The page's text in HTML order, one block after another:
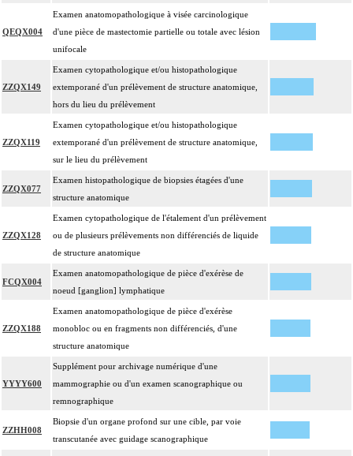
QEQX004
Examen anatomopathologique à visée carcinologique
d'une pièce de mastectomie partielle ou totale avec lésion
unifocale
ZZQX149
Examen cytopathologique et/ou histopathologique
extemporané d'un prélèvement de structure anatomique,
hors du lieu du prélèvement
ZZQX119
Examen cytopathologique et/ou histopathologique
extemporané d'un prélèvement de structure anatomique,
sur le lieu du prélèvement
ZZQX077
Examen histopathologique de biopsies étagées d'une
structure anatomique
ZZQX128
Examen cytopathologique de l'étalement d'un prélèvement
ou de plusieurs prélèvements non différenciés de liquide
de structure anatomique
FCQX004
Examen anatomopathologique de pièce d'exérèse de
noeud [ganglion] lymphatique
ZZQX188
Examen anatomopathologique de pièce d'exérèse
monobloc ou en fragments non différenciés, d'une
structure anatomique
YYYY600
Supplément pour archivage numérique d'une
mammographie ou d'un examen scanographique ou
remnographique
ZZHH008
Biopsie d'un organe profond sur une cible, par voie
transcutanée avec guidage scanographique